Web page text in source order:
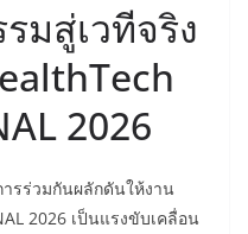
มสู่เวทีจริง
2026
รร่วมกันผลักดันให้งาน
2026 เป็นแรงขับเคลื่อน